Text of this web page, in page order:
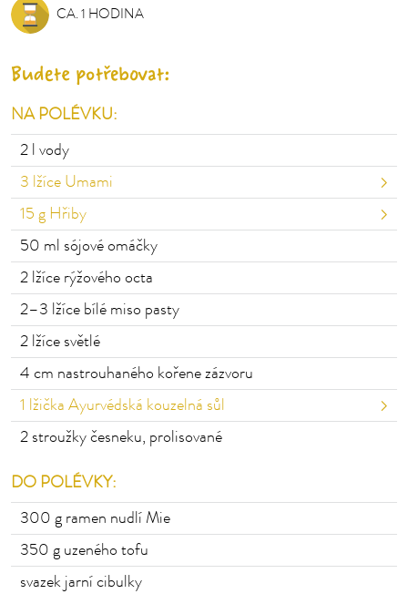
CA. 1 HODINA
Budete potřebovat:
NA POLÉVKU:
2 l vody
3 lžíce Umami
15 g Hřiby
50 ml sójové omáčky
2 lžíce rýžového octa
2–⁠⁠⁠⁠⁠⁠3 lžíce bílé miso pasty
2 lžíce světlé
4 cm nastrouhaného kořene zázvoru
1 lžička Ayurvédská kouzelná sůl
2 stroužky česneku, prolisované
DO POLÉVKY:
300 g ramen nudlí Mie
350 g uzeného tofu
svazek jarní cibulky